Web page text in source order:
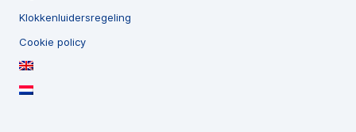
Klokkenluidersregeling
Cookie policy